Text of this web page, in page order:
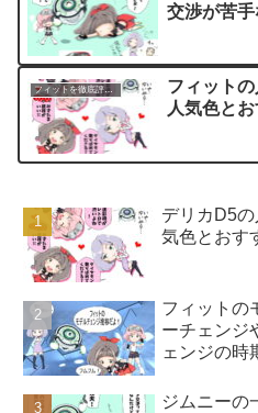
交渉が苦手
フィットを徹底評価！
フィット
人気色と
デリカD5
気色とおす
フィットの
ーチェンジ
ェンジの時
ジムニーの